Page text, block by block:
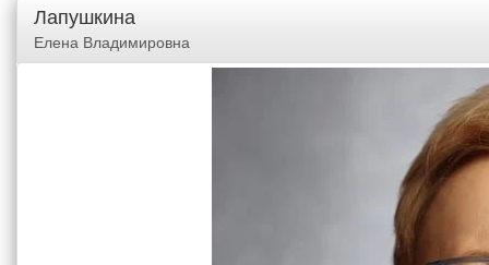
Лапушкина
Елена Владимировна